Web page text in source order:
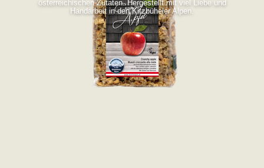
österreichischen Zutaten. Hergestellt mit viel Liebe und
Handarbeit in den Kitzbüheler Alpen.